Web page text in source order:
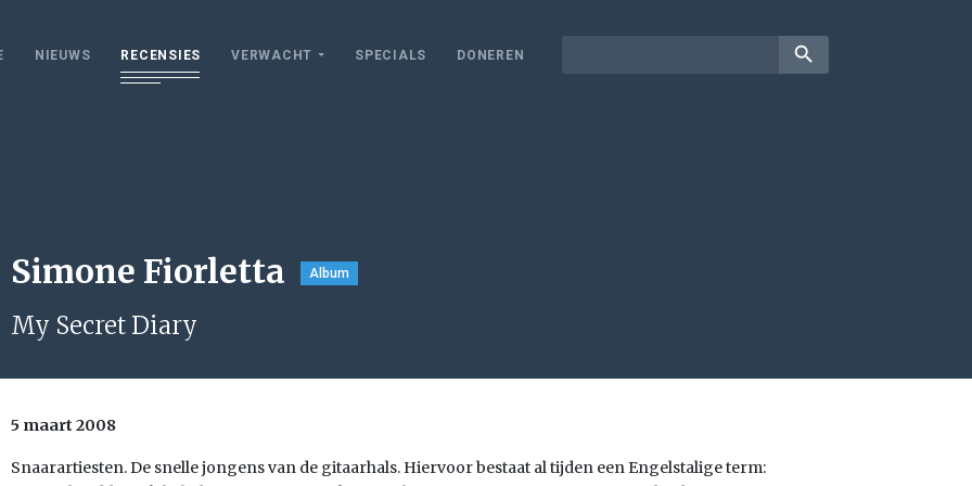
NIEUWS RECENSIES VERWACHT SPECIALS DONEREN search
Simone Fiorletta Album
My Secret Diary
5 maart 2008
Snaarartiesten. De snelle jongens van de gitaarhals. Hiervoor bestaat al tijden een Engelstalige term: